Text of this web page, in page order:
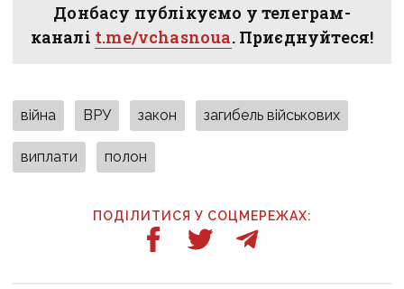
Донбасу публікуємо у телеграм-
каналі t.me/vchasnoua. Приєднуйтеся!
війна ВРУ закон загибель військових
виплати полон
ПОДІЛИТИСЯ У СОЦМЕРЕЖАХ: